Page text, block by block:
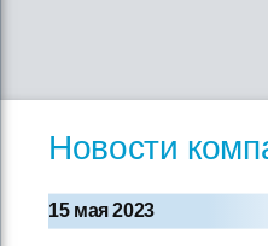
Новости
15 мая 2023